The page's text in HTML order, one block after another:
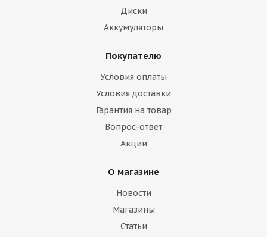
Диски
Аккумуляторы
Покупателю
Условия оплаты
Условия доставки
Гарантия на товар
Вопрос-ответ
Акции
О магазине
Новости
Магазины
Статьи